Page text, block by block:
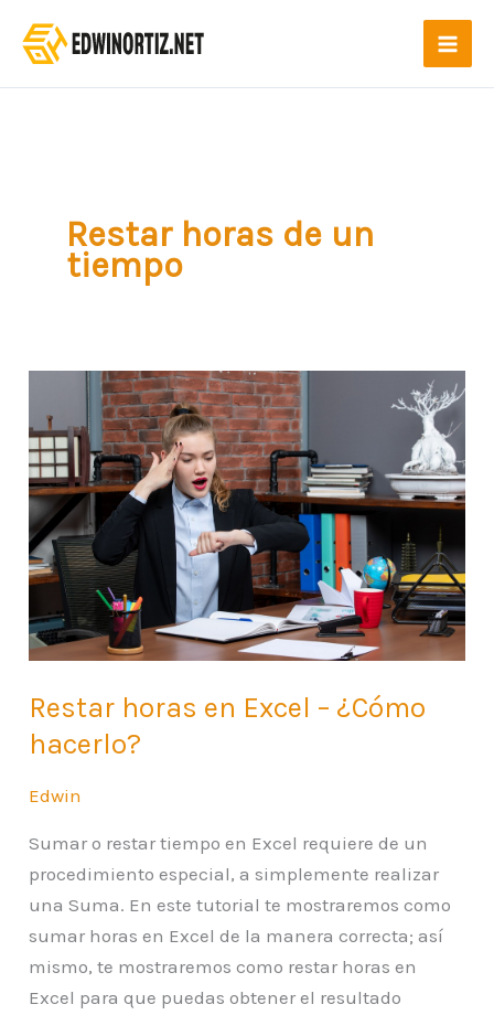
Restar horas de un
tiempo
Restar horas en Excel – ¿Cómo
hacerlo?
Edwin
Sumar o restar tiempo en Excel requiere de un
procedimiento especial, a simplemente realizar
una Suma. En este tutorial te mostraremos como
sumar horas en Excel de la manera correcta; así
mismo, te mostraremos como restar horas en
Excel para que puedas obtener el resultado
horas
en
Excel
¿Cómo
hacerlo?